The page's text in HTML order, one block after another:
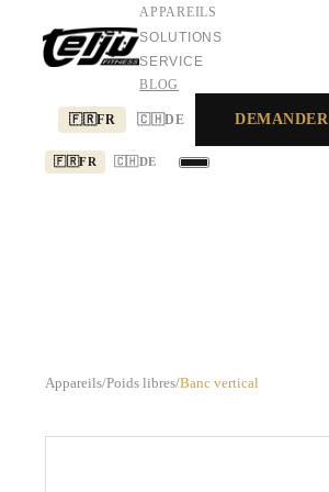
APPAREILS
SOLUTIONS
SERVICE
BLOG
🇫🇷FR 🇨🇭DE
🇫🇷FR 🇨🇭 DE
Appareils/Poids libres/Banc vertical